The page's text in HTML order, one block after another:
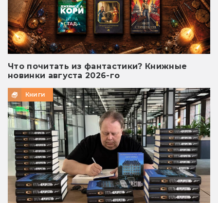
Что почитать из фантастики? Книжные
новинки августа 2026-го
Книги